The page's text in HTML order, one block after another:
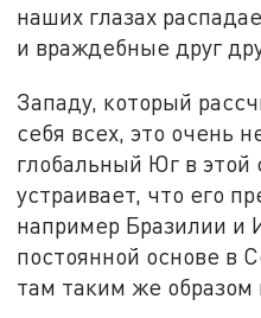
наших глазах
и враждебные друг
Западу, который
себя всех, это очень
глобальный Юг в этой
устраивает, что его
например Бразилии и
постоянной основе в
там таким же образом